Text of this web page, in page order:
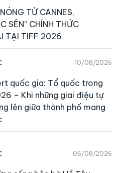
TỪ CANNES,
SÊN” CHÍNH THỨC
TẠI TIFF 2026
10/08/2026
quốc gia: Tổ quốc trong
– Khi những giai điệu tự
lên giữa thành phố mang
06/08/2026